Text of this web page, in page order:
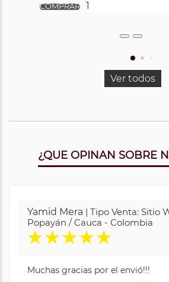
Ver todos
¿QUE OPINAN SOBRE
Yamid Mera | Tipo Venta: Sitio
Popayán / Cauca - Colombia
★★★★★
Muchas gracias por el envió!!!